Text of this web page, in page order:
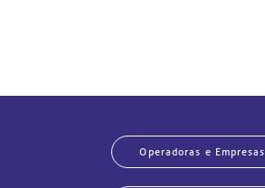
Operadoras e Empresas